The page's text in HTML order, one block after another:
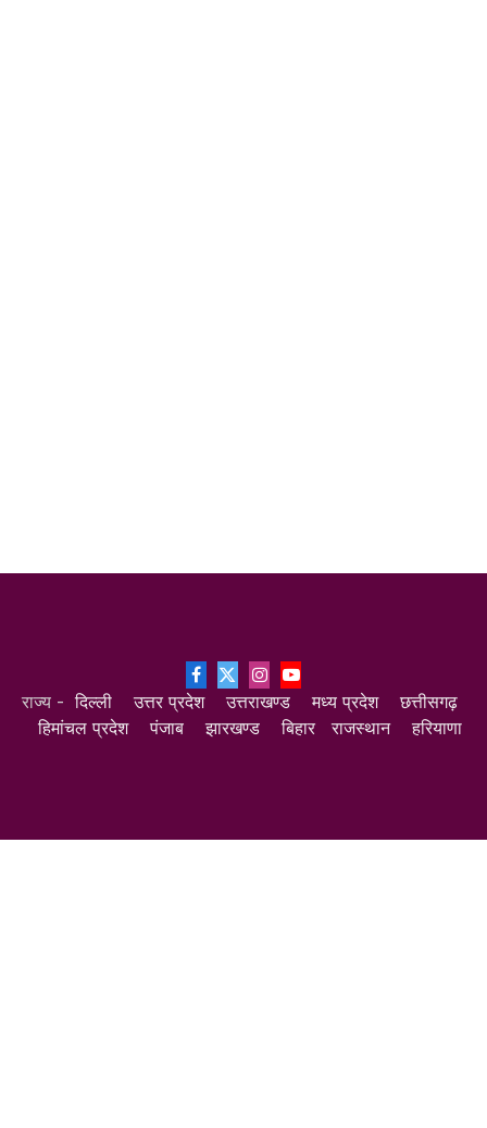
Facebook
X
(Twitter)
InstagramYouTube
राज्य -दिल्ली उत्तर प्रदेश उत्तराखण्ड मध्य प्रदेश
छत्तीसगढ़
हिमांचल प्रदेश
पंजाब झारखण्ड बिहार राजस्थान हरियाणा